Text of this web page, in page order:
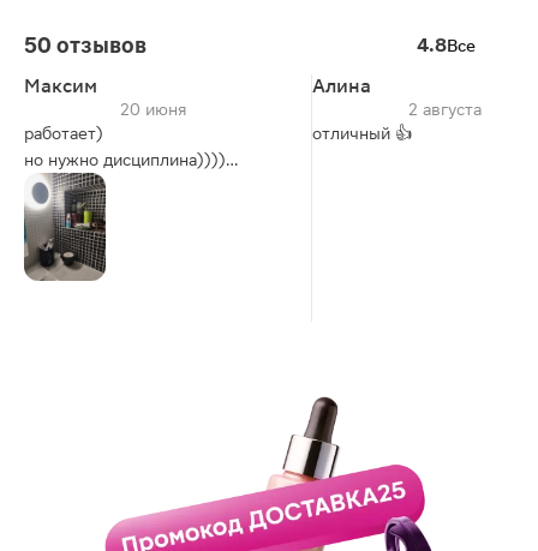
50 отзывов 4.8Все
Максим
20 июня
работает)
но нужно дисциплина))))
но почему-то сейчас не могу
найти у вас.
Алина
2 августа
отличный 👍